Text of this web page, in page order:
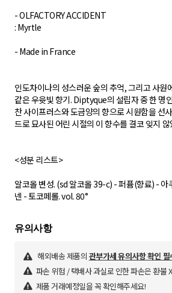
- OLFACTORY ACCIDENT
: Myrtle
- Made in France
인도차이나의 성스러운 숲의 추억, 그리고 사원
같은 우윳빛 향기. Diptyque의 설립자 중 한 명
찬 사이프러스와 도금양의 향으로 시원함을 선
드로 묘사된 어린 시절의 이 향수를 결코 잊지
<성분 리스트>
알코올 변성. (sd 알코올 39-c) - 퍼퓸(향료) -
넨 - 토코페롤. vol. 80°
유의사항
해외배송 제품의 관부가세 유의사항 확인 필
파손 위험 / 택배사 과실로 인한 파손은 환불 X
제품 거래예정일을 꼭 확인해주세요!